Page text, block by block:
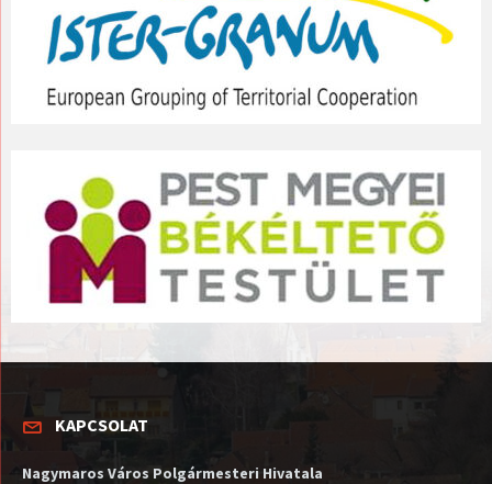
KAPCSOLAT
Nagymaros Város Polgármesteri Hivatala